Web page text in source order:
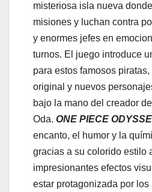
misteriosa isla nueva
misiones y luchan contra
y enormes jefes en
turnos. El juego introduce
para estos famosos
original y nuevos
bajo la mano del creador
Oda. ONE PIECE
encanto, el humor y la
gracias a su colorido estilo
impresionantes efectos
estar protagonizada por